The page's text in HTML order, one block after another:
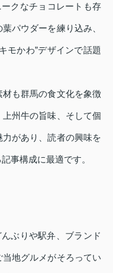
クなチョコレートも存
パウダーを練り込み、
モかわ”デザインで話題
も群馬の食文化を象徴
州牛の旨味、そして個
があり、読者の興味を
事構成に最適です。
ぶりや駅弁、ブランド
地グルメがそろってい